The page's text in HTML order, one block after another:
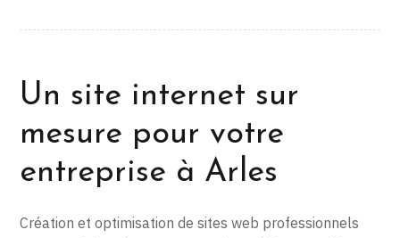
Un site internet sur
mesure pour votre
entreprise à Arles
Création et optimisation de sites web professionnels